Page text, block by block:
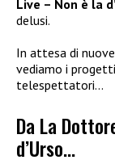
Live – Non è la
delusi.
In attesa di
vediamo i
telespettatori…
Da La
d’Urso…